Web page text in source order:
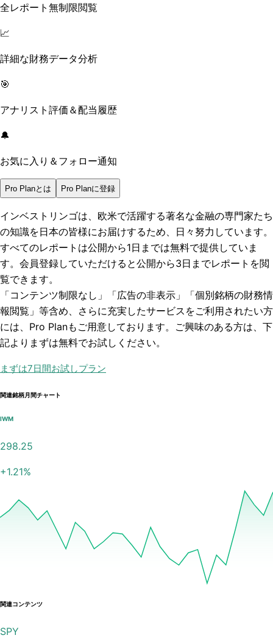
全レポート無制限閲覧
📈
詳細な財務データ分析
🎯
アナリスト評価＆配当履歴
🔔
お気に入り＆フォロー通知
Pro Planとは Pro Planに登録
インベストリンゴは、欧米で活躍する著名な金融の専門家たち
の知識を日本の皆様にお届けするため、日々努力しています。
すべてのレポートは公開から1日までは無料で提供していま
す。会員登録していただけると公開から3日までレポートを閲
覧できます。
「コンテンツ制限なし」「広告の非表示」「個別銘柄の財務情
報閲覧」 等含め、さらに充実したサービスをご利用されたい方
には、Pro Planもご用意しております。ご興味のある方は、下
記よりまずは無料でお試しください。
まずは7日間お試しプラン
関連銘柄月間チャート
IWM
298.25
+1.21%
関連コンテンツ
SPY